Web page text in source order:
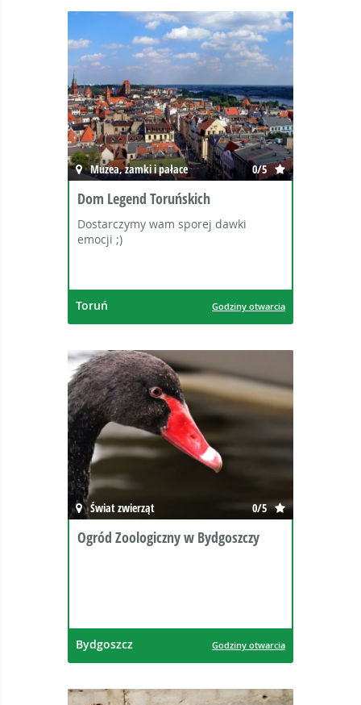
Muzea, zamki i pałace 0/5
Dom Legend Toruńskich
Dostarczymy wam sporej dawki
emocji ;)
Toruń Godziny otwarcia
Świat zwierząt 0/5
Ogród Zoologiczny w Bydgoszczy
Bydgoszcz Godziny otwarcia